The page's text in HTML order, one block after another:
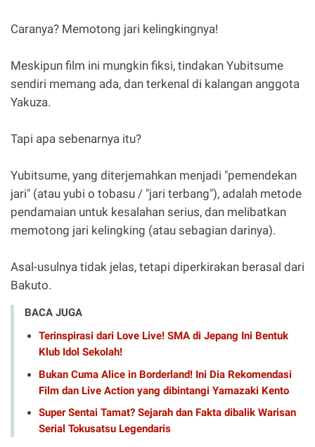
Caranya? Memotong jari kelingkingnya!
Meskipun film ini mungkin fiksi, tindakan Yubitsume
sendiri memang ada, dan terkenal di kalangan anggota
Yakuza.
Tapi apa sebenarnya itu?
Yubitsume, yang diterjemahkan menjadi "pemendekan
jari" (atau yubi o tobasu / "jari terbang"), adalah metode
pendamaian untuk kesalahan serius, dan melibatkan
memotong jari kelingking (atau sebagian darinya).
Asal-usulnya tidak jelas, tetapi diperkirakan berasal dari
Bakuto.
BACA JUGA
Terinspirasi dari Love Live! SMA di Jepang Ini Bentuk
Klub Idol Sekolah!
Bukan Cuma Alice in Borderland! Ini Dia Rekomendasi
Film dan Live Action yang dibintangi Yamazaki Kento
Super Sentai Tamat? Sejarah dan Fakta dibalik Warisan
Serial Tokusatsu Legendaris